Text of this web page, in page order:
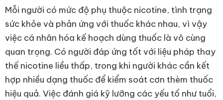
Mỗi người có mức độ phụ thuộc nicotine, tình trạng
sức khỏe và phản ứng với thuốc khác nhau, vì vậy
việc cá nhân hóa kế hoạch dùng thuốc là vô cùng
quan trọng. Có người đáp ứng tốt với liệu pháp thay
thế nicotine liều thấp, trong khi người khác cần kết
hợp nhiều dạng thuốc để kiểm soát cơn thèm thuốc
hiệu quả. Việc đánh giá kỹ lưỡng các yếu tố như tuổi,